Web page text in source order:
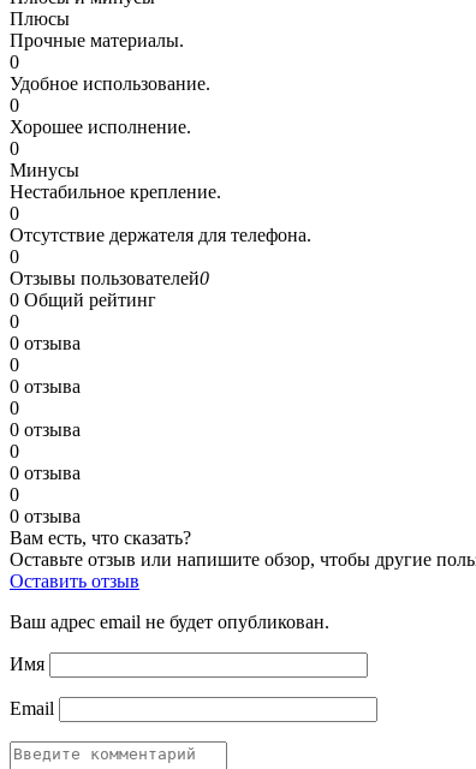
Плюсы
Прочные материалы.
0
Удобное использование.
0
Хорошее исполнение.
0
Минусы
Нестабильное крепление.
0
Отсутствие держателя для телефона.
0
Отзывы пользователей0
0 Общий рейтинг
0
0 отзыва
0
0 отзыва
0
0 отзыва
0
0 отзыва
0
0 отзыва
Вам есть, что сказать?
Оставьте отзыв или напишите обзор, чтобы другие
Оставить отзыв
Ваш адрес email не будет опубликован.
Имя
Email